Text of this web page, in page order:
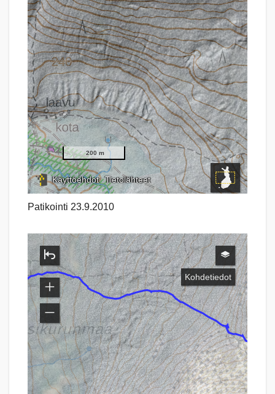
Patikointi 23.9.2010